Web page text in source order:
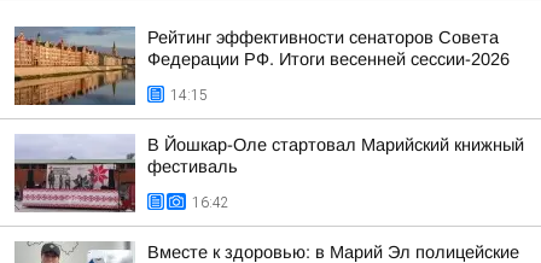
Рейтинг эффективности сенаторов Совета
Федерации РФ. Итоги весенней сессии-2026
14:15
В Йошкар-Оле стартовал Марийский книжный
фестиваль
16:42
Вместе к здоровью: в Марий Эл полицейские